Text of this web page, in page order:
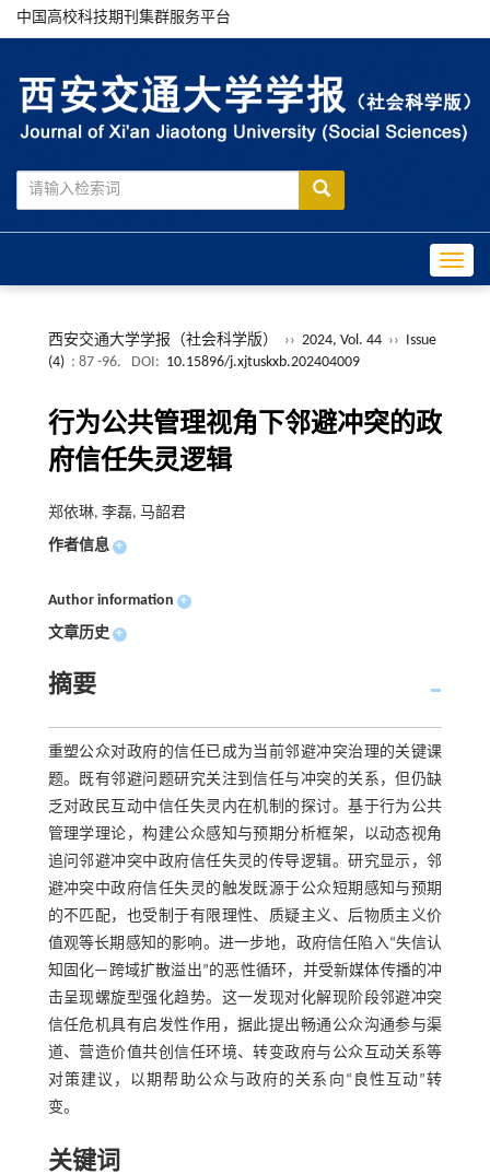
中国高校科技期刊集群服务平台
西安交通大学学报（社会科学版） ›› 2024, Vol. 44 ›› Issue
(4) : 87 -96. DOI: 10.15896/j.xjtuskxb.202404009
行为公共管理视角下邻避冲突的政
府信任失灵逻辑
郑依琳, 李磊, 马韶君
作者信息 +
Author information +
文章历史 +
摘要
重塑公众对政府的信任已成为当前邻避冲突治理的关键课
题。既有邻避问题研究关注到信任与冲突的关系，但仍缺
乏对政民互动中信任失灵内在机制的探讨。基于行为公共
管理学理论，构建公众感知与预期分析框架，以动态视角
追问邻避冲突中政府信任失灵的传导逻辑。研究显示，邻
避冲突中政府信任失灵的触发既源于公众短期感知与预期
的不匹配，也受制于有限理性、质疑主义、后物质主义价
值观等长期感知的影响。进一步地，政府信任陷入“失信认
知固化—跨域扩散溢出”的恶性循环，并受新媒体传播的冲
击呈现螺旋型强化趋势。这一发现对化解现阶段邻避冲突
信任危机具有启发性作用，据此提出畅通公众沟通参与渠
道、营造价值共创信任环境、转变政府与公众互动关系等
对策建议，以期帮助公众与政府的关系向“良性互动”转
变。
关键词